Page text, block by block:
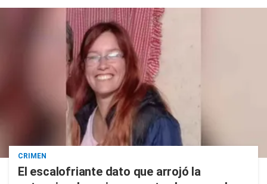
CRIMEN
El escalofriante dato que arrojó la